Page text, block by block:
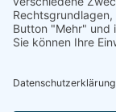
Juni 2014
März 2014
Juni 2013